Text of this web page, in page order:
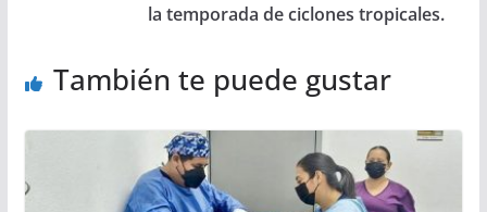
la temporada de ciclones tropicales.
También te puede gustar